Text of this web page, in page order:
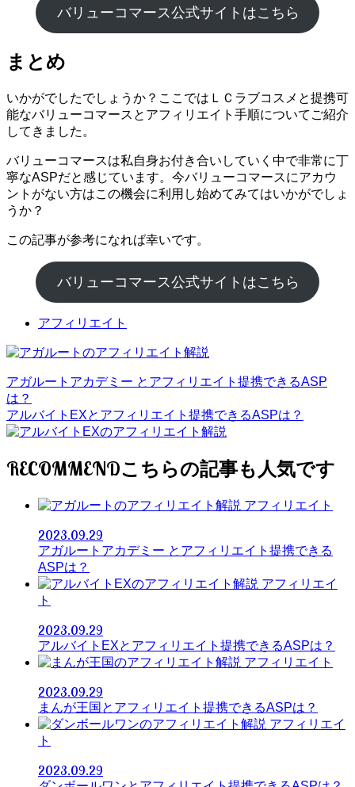
バリューコマース公式サイトはこちら
まとめ
いかがでしたでしょうか？ここではＬＣラブコスメと提携可
能なバリューコマースとアフィリエイト手順についてご紹介
してきました。
バリューコマースは私自身お付き合いしていく中で非常に丁
寧なASPだと感じています。今バリューコマースにアカウ
ントがない方はこの機会に利用し始めてみてはいかがでしょ
うか？
この記事が参考になれば幸いです。
バリューコマース公式サイトはこちら
アフィリエイト
アガルートアカデミー とアフィリエイト提携できるASP
は？
アルバイトEXとアフィリエイト提携できるASPは？
RECOMMEND
アフィリエイト
2023.09.29
アガルートアカデミー とアフィリエイト提携できる
ASPは？
アフィリエイ
ト
2023.09.29
アルバイトEXとアフィリエイト提携できるASPは？
アフィリエイト
2023.09.29
まんが王国とアフィリエイト提携できるASPは？
アフィリエイ
ト
2023.09.29